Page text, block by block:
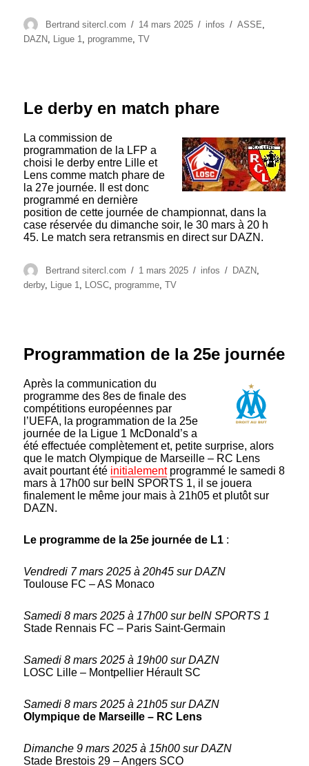
Auteur
Bertrand sitercl.com
Publié
le
14 mars 2025 Catégories
infos Étiquettes
ASSE,
DAZN, Ligue 1, programme,TV
Le derby en match phare
La commission de
programmation de la LFP a
choisi le derby entre Lille et
Lens comme match phare de
la 27e journée. Il est donc
programmé en dernière
position de cette journée de championnat, dans la
case réservée du dimanche soir, le 30 mars à 20 h
45. Le match sera retransmis en direct sur DAZN.
Auteur
Bertrand sitercl.com
Publié
le
1 mars 2025 Catégories
infos Étiquettes
DAZN,
derby, Ligue 1, LOSC, programme,TV
Programmation de la 25e journée
Après la communication du
programme des 8es de finale des
compétitions européennes par
l’UEFA, la programmation de la 25e
journée de la Ligue 1 McDonald’s a
été effectuée complètement et, petite surprise, alors
que le match Olympique de Marseille – RC Lens
avait pourtant été initialementprogrammé le samedi 8
mars à 17h00 sur beIN SPORTS 1, il se jouera
finalement le même jour mais à 21h05 et plutôt sur
DAZN.
Le programme de la 25e journée de L1 :
Vendredi 7 mars 2025 à 20h45 sur DAZN
Toulouse FC – AS Monaco
Samedi 8 mars 2025 à 17h00 sur beIN SPORTS 1
Stade Rennais FC – Paris Saint-Germain
Samedi 8 mars 2025 à 19h00 sur DAZN
LOSC Lille – Montpellier Hérault SC
Samedi 8 mars 2025 à 21h05 sur DAZN
Olympique de Marseille – RC Lens
Dimanche 9 mars 2025 à 15h00 sur DAZN
Stade Brestois 29 – Angers SCO